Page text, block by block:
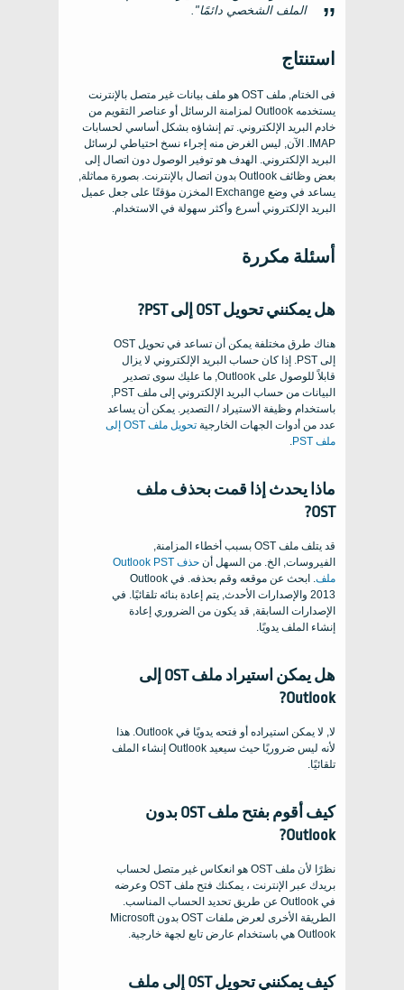
الملف الشخصي دائمًا".
استنتاج
فى الختام, ملف OST هو ملف بيانات غير متصل بالإنترنت
يستخدمه Outlook لمزامنة الرسائل أو عناصر التقويم من
خادم البريد الإلكتروني. تم إنشاؤه بشكل أساسي لحسابات
IMAP. الآن, ليس الغرض منه إجراء نسخ احتياطي لرسائل
البريد الإلكتروني. الهدف هو توفير الوصول دون اتصال إلى
بعض وظائف Outlook بدون اتصال بالإنترنت. بصورة مماثلة,
يساعد في وضع Exchange المخزن مؤقتًا على جعل عميل
البريد الإلكتروني أسرع وأكثر سهولة في الاستخدام.
أسئلة مكررة
هل يمكنني تحويل OST إلى PST?
هناك طرق مختلفة يمكن أن تساعد في تحويل OST
إلى PST. إذا كان حساب البريد الإلكتروني لا يزال
قابلاً للوصول على Outlook, ما عليك سوى تصدير
البيانات من حساب البريد الإلكتروني إلى ملف PST,
باستخدام وظيفة الاستيراد / التصدير. يمكن أن يساعد
عدد من أدوات الجهات الخارجية
تحويل ملف OST إلى
ملف PST
.
ماذا يحدث إذا قمت بحذف ملف
OST?
قد يتلف ملف OST بسبب أخطاء المزامنة,
الفيروسات, الخ. من السهل أن حذف Outlook PST
ملف
. ابحث عن موقعه وقم بحذفه. في Outlook
2013 والإصدارات الأحدث, يتم إعادة بنائه تلقائيًا. في
الإصدارات السابقة, قد يكون من الضروري إعادة
إنشاء الملف يدويًا.
هل يمكن استيراد ملف OST إلى
Outlook?
لا, لا يمكن استيراده أو فتحه يدويًا في Outlook. هذا
لأنه ليس ضروريًا حيث سيعيد Outlook إنشاء الملف
تلقائيًا.
كيف أقوم بفتح ملف OST بدون
Outlook?
نظرًا لأن ملف OST هو انعكاس غير متصل لحساب
بريدك عبر الإنترنت ، يمكنك فتح ملف OST وعرضه
في Outlook عن طريق تحديد الحساب المناسب.
الطريقة الأخرى لعرض ملفات OST بدون Microsoft
Outlook هي باستخدام عارض تابع لجهة خارجية.
كيف يمكنني تحويل OST إلى ملف